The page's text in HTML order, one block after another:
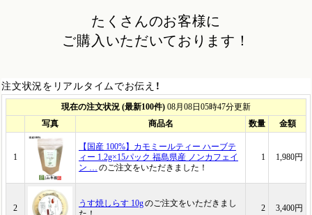
たくさんのお客様に
ご購入いただいております！
注文状況をリアルタイムでお伝え！